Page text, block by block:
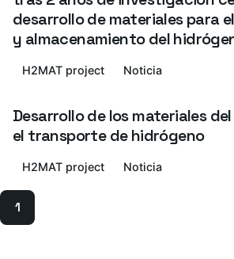
desarrollo de materiales para
y almacenamiento del
H2MAT project Noticia
Desarrollo de los materiales
el transporte de hidrógeno
H2MAT project Noticia
1